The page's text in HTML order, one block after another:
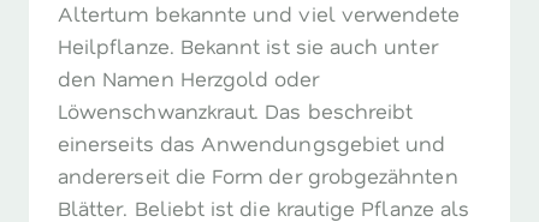
Altertum bekannte und viel verwendete
Heilpflanze. Bekannt ist sie auch unter
den Namen Herzgold oder
Löwenschwanzkraut. Das beschreibt
einerseits das Anwendungsgebiet und
andererseit die Form der grobgezähnten
Blätter. Beliebt ist die krautige Pflanze als